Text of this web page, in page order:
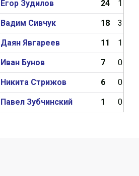
Егор Зудилов 24 1
Вадим Сивчук 18 3
Даян Явгареев 11 1
Иван Бунов 7 0
Никита Стрижов 6 0
Павел Зубчинский 1 0